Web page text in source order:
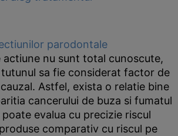
parodontale
actiune nu sunt total cunoscute,
sa fie considerat factor de
Astfel, exista o relatie bine
cancerului de buza si fumatul
evalua cu precizie riscul
comparativ cu riscul pe